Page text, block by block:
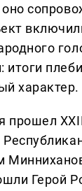
итоги
характер.
прошел
Герой